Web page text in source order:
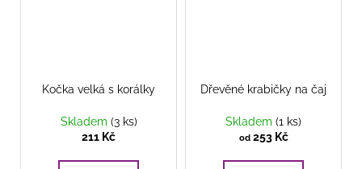
Kočka velká s korálky
Skladem (3 ks)
211 Kč
Dřevěné krabičky na čaj
Skladem (1 ks)
od253 Kč